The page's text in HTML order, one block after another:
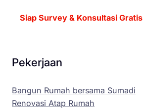
Siap Survey & Konsultasi Gratis
Pekerjaan
Bangun Rumah bersama Sumadi
Renovasi Atap Rumah